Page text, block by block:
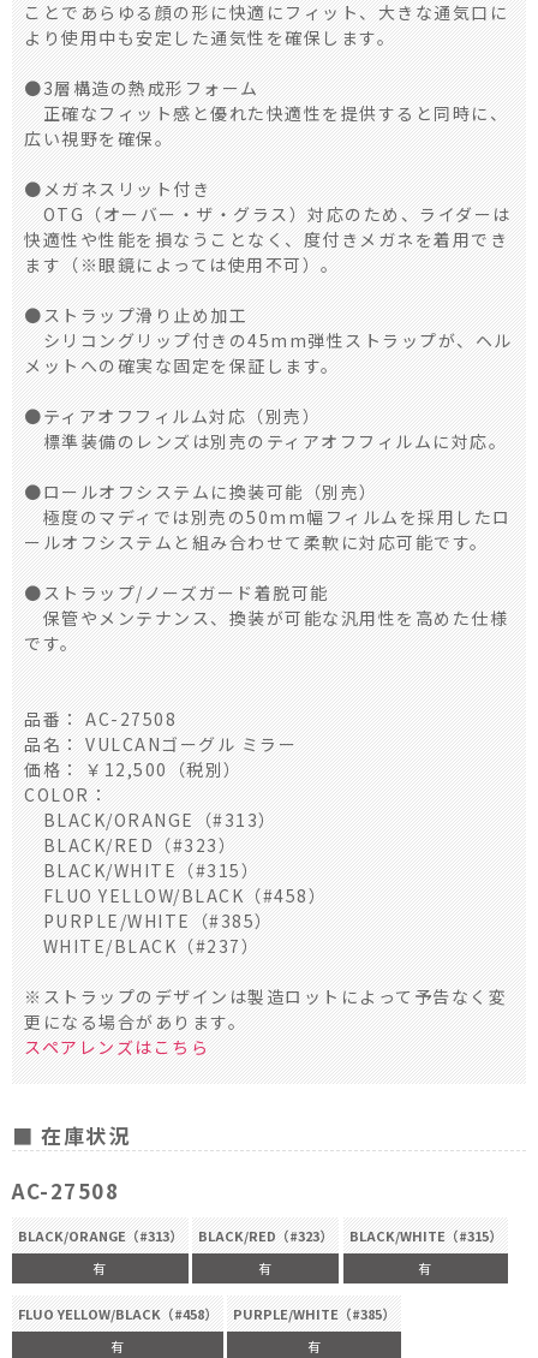
ことであらゆる顔の形に快適にフィット、大きな通気口に
より使用中も安定した通気性を確保します。
●3層構造の熱成形フォーム
正確なフィット感と優れた快適性を提供すると同時に、
広い視野を確保。
●メガネスリット付き
OTG（オーバー・ザ・グラス）対応のため、ライダーは
快適性や性能を損なうことなく、度付きメガネを着用でき
ます（※眼鏡によっては使用不可）。
●ストラップ滑り止め加工
シリコングリップ付きの45mm弾性ストラップが、ヘル
メットへの確実な固定を保証します。
●ティアオフフィルム対応（別売）
標準装備のレンズは別売のティアオフフィルムに対応。
●ロールオフシステムに換装可能（別売）
極度のマディでは別売の50mm幅フィルムを採用したロ
ールオフシステムと組み合わせて柔軟に対応可能です。
●ストラップ/ノーズガード着脱可能
保管やメンテナンス、換装が可能な汎用性を高めた仕様
です。
品番： AC-27508
品名： VULCANゴーグル ミラー
価格： ￥12,500（税別）
COLOR：
BLACK/ORANGE（#313）
BLACK/RED（#323）
BLACK/WHITE（#315）
FLUO YELLOW/BLACK（#458）
PURPLE/WHITE（#385）
WHITE/BLACK（#237）
※ストラップのデザインは製造ロットによって予告なく変
更になる場合があります。
スペアレンズはこちら
■ 在庫状況
AC-27508
BLACK/ORANGE（#313）
有
BLACK/RED（#323）
有
BLACK/WHITE（#315）
有
FLUO YELLOW/BLACK（#458）
有
PURPLE/WHITE（#385）
有